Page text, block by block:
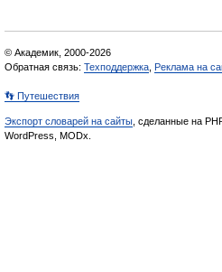
© Академик, 2000-2026
Обратная связь: Техподдержка Реклама на
👣 Путешествия
Экспорт словарей на сайты , сделанные на
WordPress, MODx.